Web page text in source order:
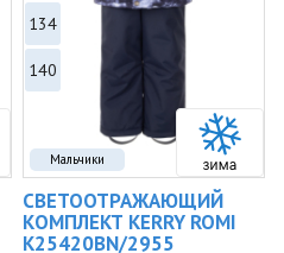
Мальчики
134
140
СВЕТООТРАЖАЮЩИЙ
КОМПЛЕКТ KERRY ROMI
K25420BN/2955